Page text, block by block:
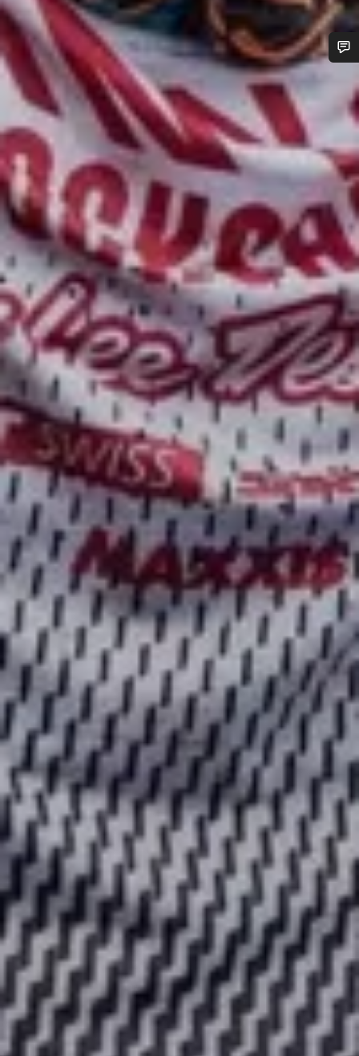
Besoin d’aide ?
Nos experts du service client vous attendent pour
répondre à vos questions.
Démarrer le Chat
Fermer